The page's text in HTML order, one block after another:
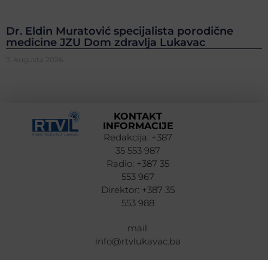
Dr. Eldin Muratović specijalista porodične
medicine JZU Dom zdravlja Lukavac
7. Augusta 2026.
KONTAKT
INFORMACIJE
Redakcija: +387
35 553 987
Radio: +387 35
553 967
Direktor: +387 35
553 988
mail:
info@rtvlukavac.ba